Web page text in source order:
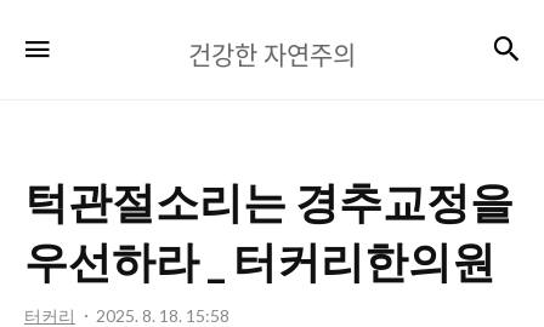
강
연
주
의
건강한 자연주의
턱관절소리는 경추교정을
우선하라 _ 터커리한의원
터커리 2025. 8. 18. 15:58